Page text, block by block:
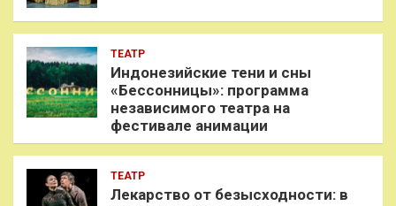
ТЕАТР
Индонезийские тени и сны
«Бессонницы»: программа
независимого театра на
фестивале анимации
ТЕАТР
Лекарство от безысходности: в